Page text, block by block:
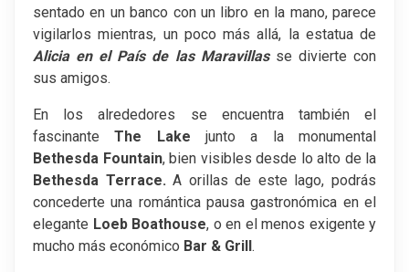
sentado en un banco con un libro en la mano, parece
vigilarlos mientras, un poco más allá, la estatua de
Alicia en el País de las Maravillasse divierte con
sus amigos.
En los alrededores se encuentra también el
fascinanteThe Lake junto a la monumental
Bethesda Fountain, bien visibles desde lo alto de la
Bethesda Terrace. A orillas de este lago, podrás
concederte una romántica pausa gastronómica en el
elegante Loeb Boathouse, o en el menos exigente y
mucho más económico Bar & Grill.